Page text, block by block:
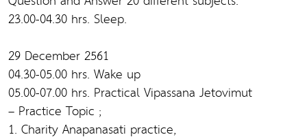
23.00-04.30 hrs. Sleep.
29 December 2561
04.30-05.00 hrs. Wake up
05.00-07.00 hrs. Practical Vipassana Jetovimut
– Practice Topic ;
1. Charity Anapanasati practice,